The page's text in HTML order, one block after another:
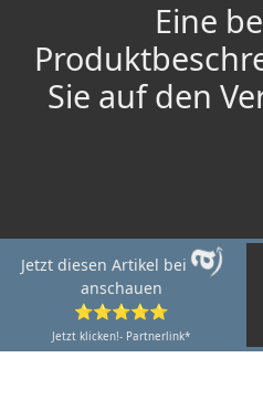
Eine
Sie auf den
Jetzt diesen Artikel bei
anschauen
⭐⭐⭐⭐⭐
Jetzt klicken!- Partnerlink*